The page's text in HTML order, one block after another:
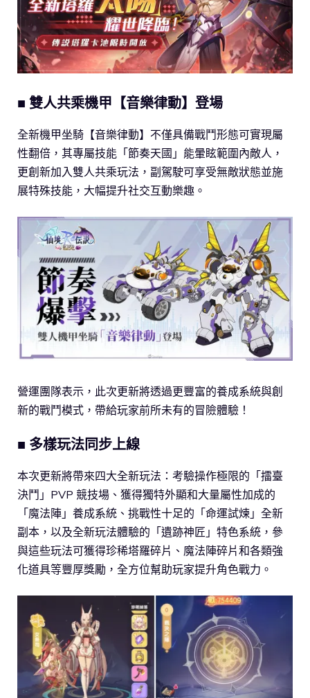
■ 雙人共乘機甲【音樂律動】登場
全新機甲坐騎【音樂律動】不僅具備戰鬥形態可實現屬
性翻倍，其專屬技能「節奏天國」能暈眩範圍內敵人，
更創新加入雙人共乘玩法，副駕駛可享受無敵狀態並施
展特殊技能，大幅提升社交互動樂趣。
營運團隊表示，此次更新將透過更豐富的養成系統與創
新的戰鬥模式，帶給玩家前所未有的冒險體驗！
■ 多樣玩法同步上線
本次更新將帶來四大全新玩法：考驗操作極限的「擂臺
決鬥」PVP 競技場、獲得獨特外顯和大量屬性加成的
「魔法陣」養成系統、挑戰性十足的「命運試煉」全新
副本，以及全新玩法體驗的「遺跡神匠」特色系統，參
與這些玩法可獲得珍稀塔羅碎片、魔法陣碎片和各類強
化道具等豐厚獎勵，全方位幫助玩家提升角色戰力。